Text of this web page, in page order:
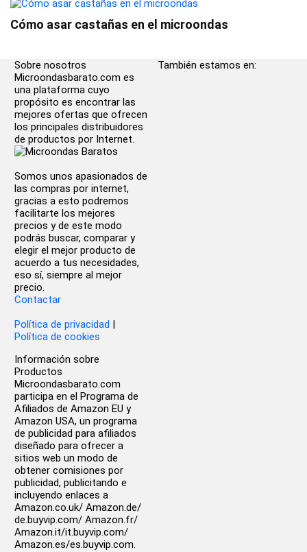
Cómo asar castañas en el microondas
Sobre nosotros
Microondasbarato.com es
una plataforma cuyo
propósito es encontrar las
mejores ofertas que ofrecen
los principales distribuidores
de productos por Internet.
Somos unos apasionados de
las compras por internet,
gracias a esto podremos
facilitarte los mejores
precios y de este modo
podrás buscar, comparar y
elegir el mejor producto de
acuerdo a tus necesidades,
eso sí, siempre al mejor
precio.
Contactar
Política de privacidad |
Política de cookies
También estamos en:
Información sobre
Productos
Microondasbarato.com
participa en el Programa de
Afiliados de Amazon EU y
Amazon USA, un programa
de publicidad para afiliados
diseñado para ofrecer a
sitios web un modo de
obtener comisiones por
publicidad, publicitando e
incluyendo enlaces a
Amazon.co.uk/ Amazon.de/
de.buyvip.com/ Amazon.fr/
Amazon.it/it.buyvip.com/
Amazon.es/es.buyvip.com.